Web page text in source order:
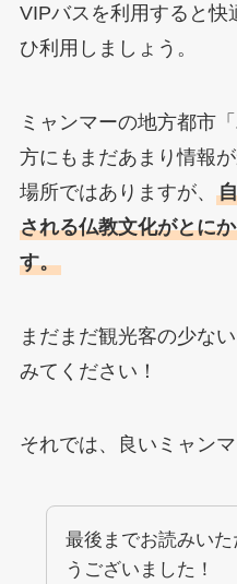
VIPバスを利用すると快
ひ利用しましょう。
ミャンマーの地方都市
方にもまだあまり情報
場所ではありますが、
される仏教文化がとに
す。
まだまだ観光客の少な
みてください！
それでは、良いミャンマ
最後までお読みいた
うございました！